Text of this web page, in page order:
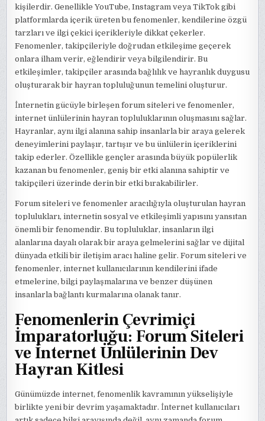
kişilerdir. Genellikle YouTube, Instagram veya TikTok gibi
platformlarda içerik üreten bu fenomenler, kendilerine özgü
tarzları ve ilgi çekici içerikleriyle dikkat çekerler.
Fenomenler, takipçileriyle doğrudan etkileşime geçerek
onlara ilham verir, eğlendirir veya bilgilendirir. Bu
etkileşimler, takipçiler arasında bağlılık ve hayranlık duygusu
oluşturarak bir hayran topluluğunun temelini oluşturur.
İnternetin gücüyle birleşen forum siteleri ve fenomenler,
internet ünlülerinin hayran topluluklarının oluşmasını sağlar.
Hayranlar, aynı ilgi alanına sahip insanlarla bir araya gelerek
deneyimlerini paylaşır, tartışır ve bu ünlülerin içeriklerini
takip ederler. Özellikle gençler arasında büyük popülerlik
kazanan bu fenomenler, geniş bir etki alanına sahiptir ve
takipçileri üzerinde derin bir etki bırakabilirler.
Forum siteleri ve fenomenler aracılığıyla oluşturulan hayran
toplulukları, internetin sosyal ve etkileşimli yapısını yansıtan
önemli bir fenomendir. Bu topluluklar, insanların ilgi
alanlarına dayalı olarak bir araya gelmelerini sağlar ve dijital
dünyada etkili bir iletişim aracı haline gelir. Forum siteleri ve
fenomenler, internet kullanıcılarının kendilerini ifade
etmelerine, bilgi paylaşmalarına ve benzer düşünen
insanlarla bağlantı kurmalarına olanak tanır.
Fenomenlerin Çevrimiçi
İmparatorluğu: Forum Siteleri
ve İnternet Ünlülerinin Dev
Hayran Kitlesi
Günümüzde internet, fenomenlik kavramının yükselişiyle
birlikte yeni bir devrim yaşamaktadır. İnternet kullanıcıları